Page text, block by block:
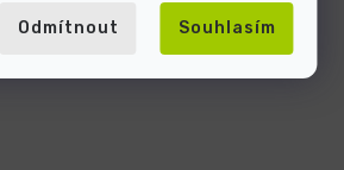
Odmítnout Souhlasím